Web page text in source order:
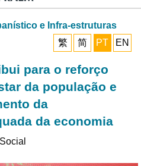
e Infra-estruturas
繁
简 PT EN
para o reforço
da população e
da
da economia